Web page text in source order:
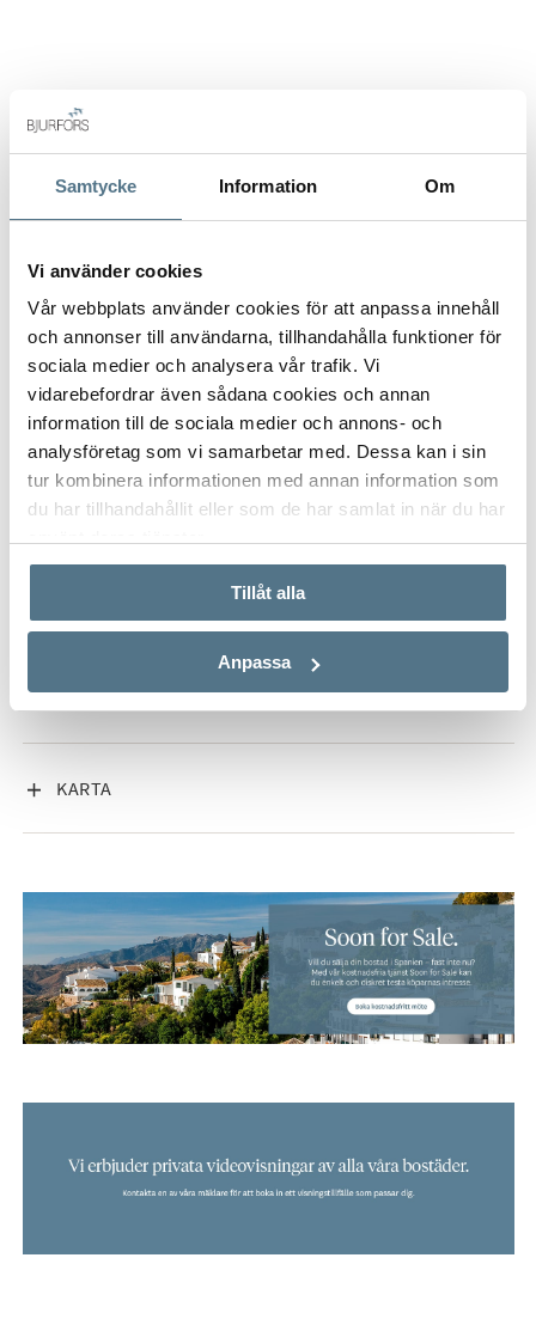
Samtycke Information Om
Vi använder cookies
Vår webbplats använder cookies för att anpassa innehåll
och annonser till användarna, tillhandahålla funktioner för
sociala medier och analysera vår trafik. Vi
vidarebefordrar även sådana cookies och annan
information till de sociala medier och annons- och
analysföretag som vi samarbetar med. Dessa kan i sin
tur kombinera informationen med annan information som
du har tillhandahållit eller som de har samlat in när du har
Tillåt alla
Anpassa
förråd i garaget.
Den säljs fullt möblerad och utrustad (färdig att flytta in!).
av dess utmärkta läge, denna fastighet måste ses!
Du vet väl att Bjurfors har tillgång till hela utbudet av
bostäder till salu på solkusten, så tveka inte att kontakta oss
så hjälper vi dig att hitta din drömbostad.
ALLA BILDER (41)
OM ESTEPONA ÖST
VISA INNEHÅLL
KARTA
VISA INNEHÅLL